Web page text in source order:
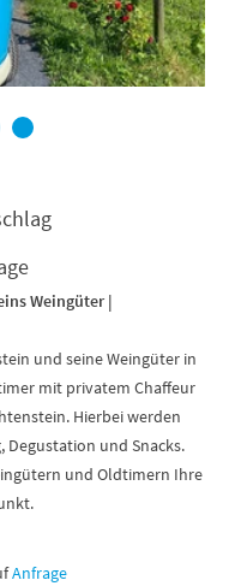
4
Weingüter |
und seine Weingüter in
mit privatem Chaffeur
Hierbei werden
Degustation und Snacks.
und Oldtimern Ihre
Anfrage